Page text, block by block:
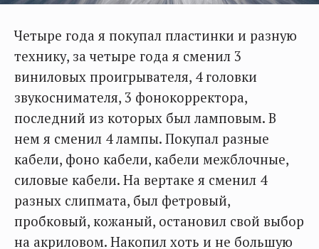
Четыре года я покупал пластинки и разную
технику, за четыре года я сменил 3
виниловых проигрывателя, 4 головки
звукоснимателя, 3 фонокорректора,
последний из которых был ламповым. В
нем я сменил 4 лампы. Покупал разные
кабели, фоно кабели, кабели межблочные,
силовые кабели. На вертаке я сменил 4
разных слипмата, был фетровый,
пробковый, кожаный, остановил свой выбор
на акриловом. Накопил хоть и не большую